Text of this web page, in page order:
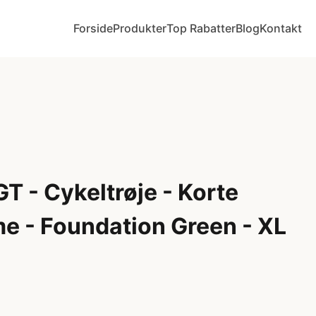
ForsideProdukterTop RabatterBlogKontakt
- Cykeltrøje - Korte
- Foundation Green - XL